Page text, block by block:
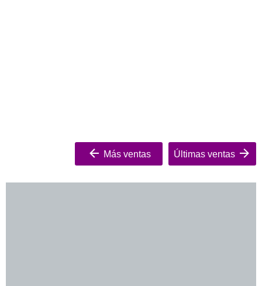
Más ventas Últimas ventas